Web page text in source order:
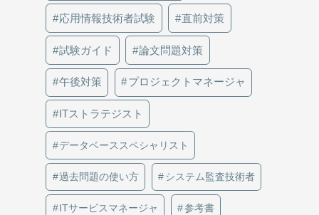
応用情報技術者試験 直前対策
試験ガイド 論文問題対策
午後対策 プロジェクトマネージャ
ITストラテジスト
データベーススペシャリスト
過去問題の使い方 システム監査技術者
ITサービスマネージャ 参考書